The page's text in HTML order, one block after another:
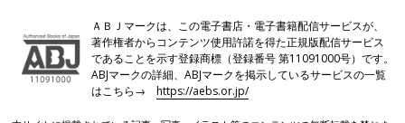
ＡＢＪマークは、この電子書店・電子書籍配信サービスが、
著作権者からコンテンツ使用許諾を得た正規版配信サービス
であることを示す登録商標（登録番号 第11091000号）です。
ABJマークの詳細、ABJマークを掲示しているサービスの一覧
はこちら→https://aebs.or.jp/